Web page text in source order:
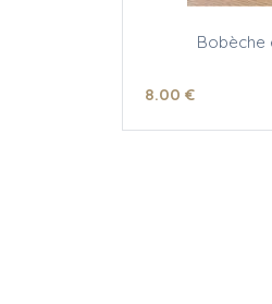
Bobèche
8.00 €